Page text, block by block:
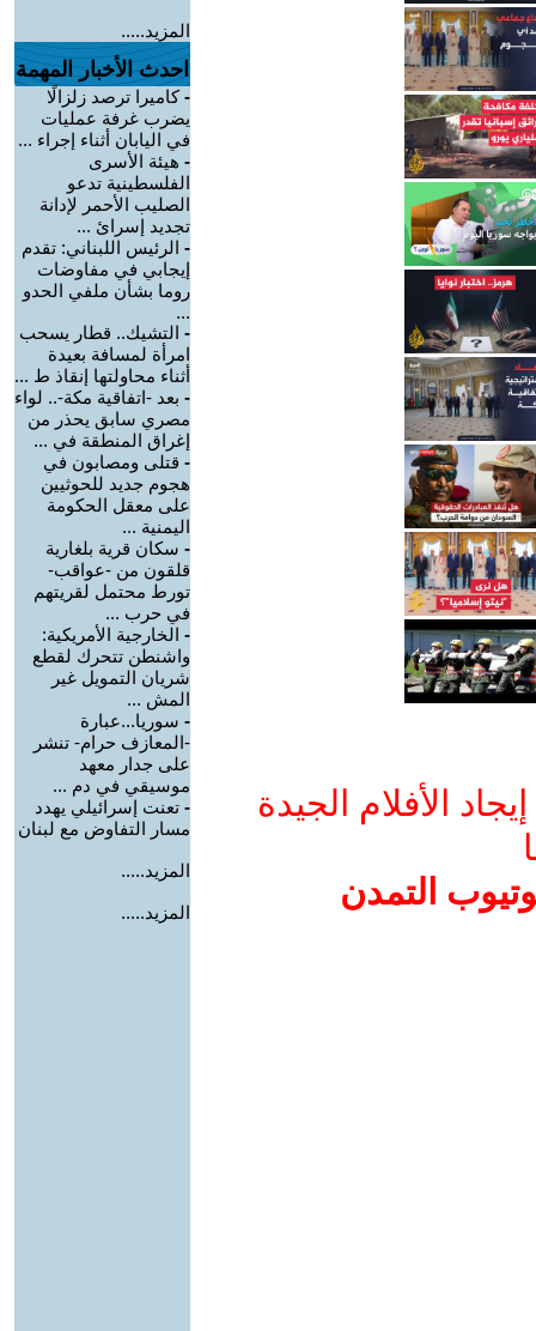
الأفلام الجيدة
التمدن
المزيد.....
احدث الأخبار المهمة
-كاميرا ترصد زلزالًا
يضرب غرفة عمليات
في اليابان أثناء إجراء ...
- هيئة الأسرى
الفلسطينية تدعو
الصليب الأحمر لإدانة
تجديد إسرائ ...
- الرئيس اللبناني: تقدم
إيجابي في مفاوضات
روما بشأن ملفي الحدو
...
- التشيك.. قطار يسحب
امرأة لمسافة بعيدة
أثناء محاولتها إنقاذ ط ...
- بعد -اتفاقية مكة-.. لواء
مصري سابق يحذر من
إغراق المنطقة في ...
- قتلى ومصابون في
هجوم جديد للحوثيين
على معقل الحكومة
اليمنية ...
- سكان قرية بلغارية
قلقون من -عواقب-
تورط محتمل لقريتهم
في حرب ...
- الخارجية الأمريكية:
واشنطن تتحرك لقطع
شريان التمويل غير
المش ...
- سوريا...عبارة
-المعازف حرام- تنشر
على جدار معهد
موسيقي في دم ...
- تعنت إسرائيلي يهدد
مسار التفاوض مع لبنان
المزيد.....
المزيد.....